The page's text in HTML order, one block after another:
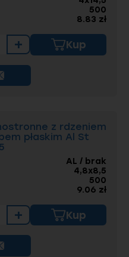
500
8.83 zł
+ Kup
z rdzeniem
płaskim Al St
AL / brak
4,8x8,5
500
9.06 zł
+ Kup